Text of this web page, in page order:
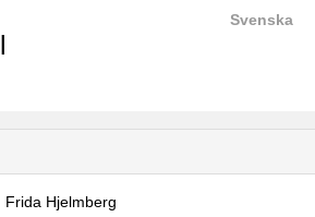
Svenska
Frida Hjelmberg